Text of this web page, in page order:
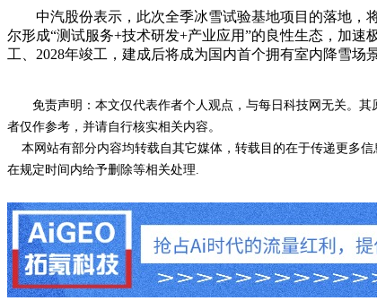
中汽股份表示，此次全季冰雪试验基地项目的落地，将
尔形成“测试服务+技术研发+产业应用”的良性生态，加
工、2028年竣工，建成后将成为国内首个拥有室内降雪场
免责声明：本文仅代表作者个人观点，与每日科技网无关。
者仅作参考，并请自行核实相关内容。
本网站有部分内容均转载自其它媒体，转载目的在于传递更多
在规定时间内给予删除等相关处理.